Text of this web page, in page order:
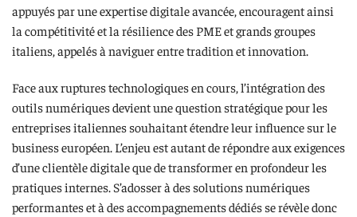
appuyés par une expertise digitale avancée, encouragent ainsi
la compétitivité et la résilience des PME et grands groupes
italiens, appelés à naviguer entre tradition et innovation.
Face aux ruptures technologiques en cours, l’intégration des
outils numériques devient une question stratégique pour les
entreprises italiennes souhaitant étendre leur influence sur le
business européen. L’enjeu est autant de répondre aux exigences
d’une clientèle digitale que de transformer en profondeur les
pratiques internes. S’adosser à des solutions numériques
performantes et à des accompagnements dédiés se révèle donc